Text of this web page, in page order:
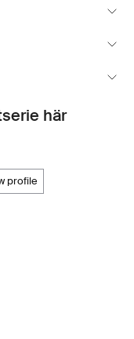
här
profile